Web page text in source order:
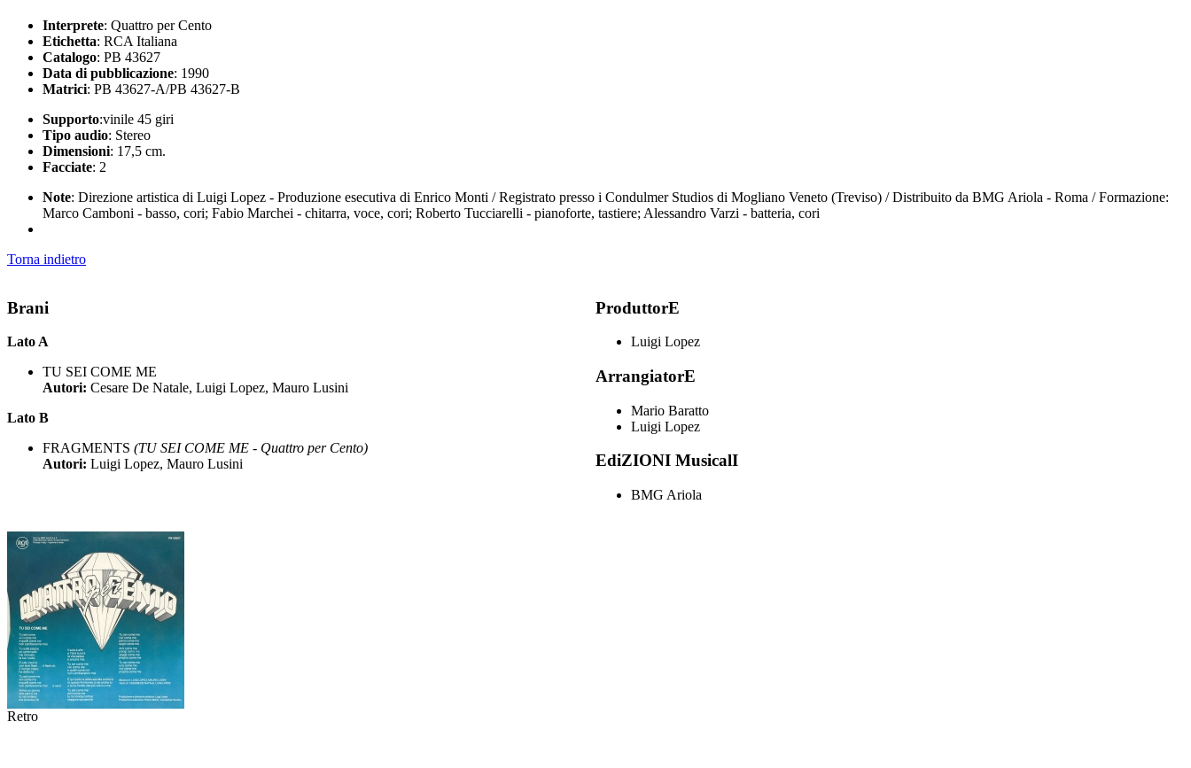
Interprete: Quattro per Cento
Etichetta: RCA Italiana
Catalogo: PB 43627
Data di pubblicazione: 1990
Matrici: PB 43627-A/PB 43627-B
Supporto:vinile 45 giri
Tipo audio: Stereo
Dimensioni: 17,5 cm.
Facciate: 2
Note: Direzione artistica di Luigi Lopez - Produzione esecutiva di Enrico Monti / Registrato presso i Condulmer Studios di Mogliano Veneto (Treviso) / Distribuito da BMG Ariola - Roma / Formazione:
Marco Camboni - basso, cori; Fabio Marchei - chitarra, voce, cori; Roberto Tucciarelli - pianoforte, tastiere; Alessandro Varzi - batteria, cori
Torna indietro
Brani
Lato A
TU SEI COME ME
Autori: Cesare De Natale, Luigi Lopez, Mauro Lusini
Lato B
FRAGMENTS (TU SEI COME ME - Quattro per Cento)
Autori: Luigi Lopez, Mauro Lusini
ProduttorE
Luigi Lopez
ArrangiatorE
Mario Baratto
Luigi Lopez
EdiZIONI MusicalI
BMG Ariola
Retro